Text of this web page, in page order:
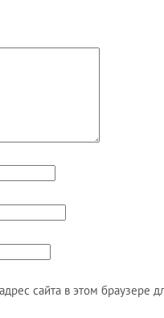
сайта в этом браузере